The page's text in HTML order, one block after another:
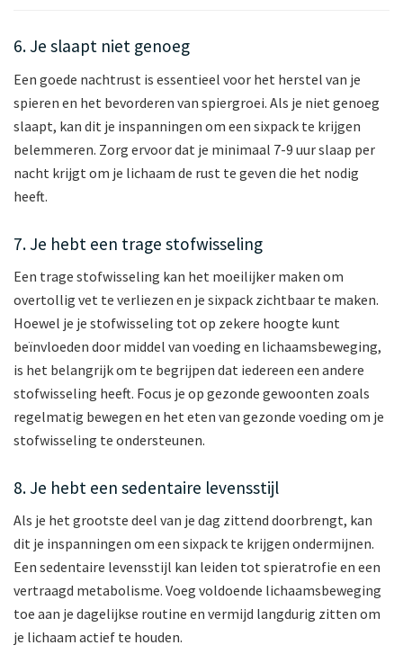
6. Je slaapt niet genoeg
Een goede nachtrust is essentieel voor het herstel van je
spieren en het bevorderen van spiergroei. Als je niet genoeg
slaapt, kan dit je inspanningen om een sixpack te krijgen
belemmeren. Zorg ervoor dat je minimaal 7-9 uur slaap per
nacht krijgt om je lichaam de rust te geven die het nodig
heeft.
7. Je hebt een trage stofwisseling
Een trage stofwisseling kan het moeilijker maken om
overtollig vet te verliezen en je sixpack zichtbaar te maken.
Hoewel je je stofwisseling tot op zekere hoogte kunt
beïnvloeden door middel van voeding en lichaamsbeweging,
is het belangrijk om te begrijpen dat iedereen een andere
stofwisseling heeft. Focus je op gezonde gewoonten zoals
regelmatig bewegen en het eten van gezonde voeding om je
stofwisseling te ondersteunen.
8. Je hebt een sedentaire levensstijl
Als je het grootste deel van je dag zittend doorbrengt, kan
dit je inspanningen om een sixpack te krijgen ondermijnen.
Een sedentaire levensstijl kan leiden tot spieratrofie en een
vertraagd metabolisme. Voeg voldoende lichaamsbeweging
toe aan je dagelijkse routine en vermijd langdurig zitten om
je lichaam actief te houden.